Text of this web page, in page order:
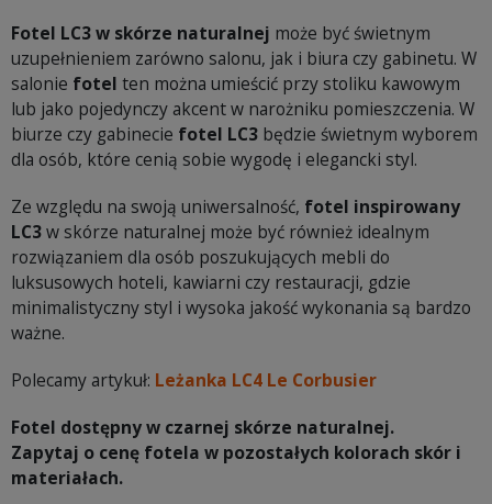
Fotel LC3 w skórze naturalnej może być świetnym
uzupełnieniem zarówno salonu, jak i biura czy gabinetu. W
salonie fotel ten można umieścić przy stoliku kawowym
lub jako pojedynczy akcent w narożniku pomieszczenia. W
biurze czy gabinecie fotel LC3 będzie świetnym wyborem
dla osób, które cenią sobie wygodę i elegancki styl.
Ze względu na swoją uniwersalność, fotel inspirowany
LC3w skórze naturalnej może być również idealnym
rozwiązaniem dla osób poszukujących mebli do
luksusowych hoteli, kawiarni czy restauracji, gdzie
minimalistyczny styl i wysoka jakość wykonania są bardzo
ważne.
Polecamy artykuł: Leżanka LC4 Le Corbusier
Fotel dostępny w czarnej skórze naturalnej.
Zapytaj o cenę fotela w pozostałych kolorach skór i
materiałach.